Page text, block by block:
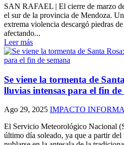
SAN RAFAEL | El cierre de marzo
el sur de la provincia de Mendoza.
extrema violencia descargó piedras
afectando...
Leer más
Se viene la tormenta de
lluvias intensas para el fin de
Ago 29, 2025 IMPACTO
El Servicio Meteorológico Nacional
último día soleado, ya que a partir del